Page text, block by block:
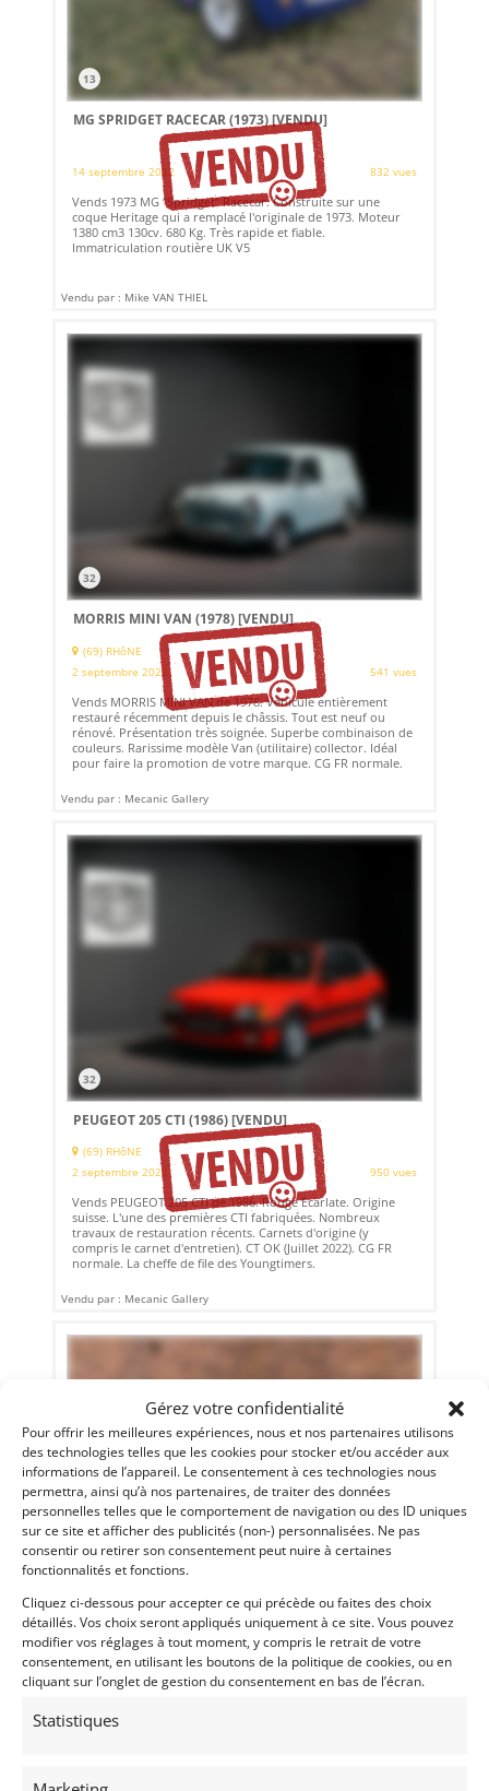
Gérez votre confidentialité
Pour offrir les meilleures expériences, nous et nos partenaires utilisons
des technologies telles que les cookies pour stocker et/ou accéder aux
informations de l’appareil. Le consentement à ces technologies nous
permettra, ainsi qu’à nos partenaires, de traiter des données
personnelles telles que le comportement de navigation ou des ID uniques
sur ce site et afficher des publicités (non-) personnalisées. Ne pas
consentir ou retirer son consentement peut nuire à certaines
fonctionnalités et fonctions.
Cliquez ci-dessous pour accepter ce qui précède ou faites des choix
détaillés. Vos choix seront appliqués uniquement à ce site. Vous pouvez
modifier vos réglages à tout moment, y compris le retrait de votre
consentement, en utilisant les boutons de la politique de cookies, ou en
cliquant sur l’onglet de gestion du consentement en bas de l’écran.
Statistiques
13
MG SPRIDGET RACECAR (1973)[VENDU]
14 septembre 2022 832 vues
Vends 1973 MG “Spridget” Racecar. Construite sur une
coque Heritage qui a remplacé l'originale de 1973. Moteur
1380 cm3 130cv. 680 Kg. Très rapide et fiable.
Immatriculation routière UK V5
Vendu par : Mike VAN THIEL
32
MORRIS MINI VAN (1978)[VENDU]
(69) RHôNE
2 septembre 2022
541 vues
Vends MORRIS MINI VAN de 1978. Véhicule entièrement
restauré récemment depuis le châssis. Tout est neuf ou
rénové. Présentation très soignée. Superbe combinaison de
couleurs. Rarissime modèle Van (utilitaire) collector. Idéal
pour faire la promotion de votre marque. CG FR normale.
Vendu par : Mecanic Gallery
32
PEUGEOT 205 CTI (1986)[VENDU]
(69) RHôNE
2 septembre 2022
950 vues
Vends PEUGEOT 205 CTI de 1986. Rouge Ecarlate. Origine
suisse. L'une des premières CTI fabriquées. Nombreux
travaux de restauration récents. Carnets d'origine (y
compris le carnet d'entretien). CT OK (Juillet 2022). CG FR
normale. La cheffe de file des Youngtimers.
Vendu par : Mecanic Gallery
30
FIAT 500 GAMINE VIGNALE (1970)[VENDU]
(51) MARNE
2 septembre 2022
971 vues
coque nue, état concours, carte grise Française, contrôle
technique, expertisée.